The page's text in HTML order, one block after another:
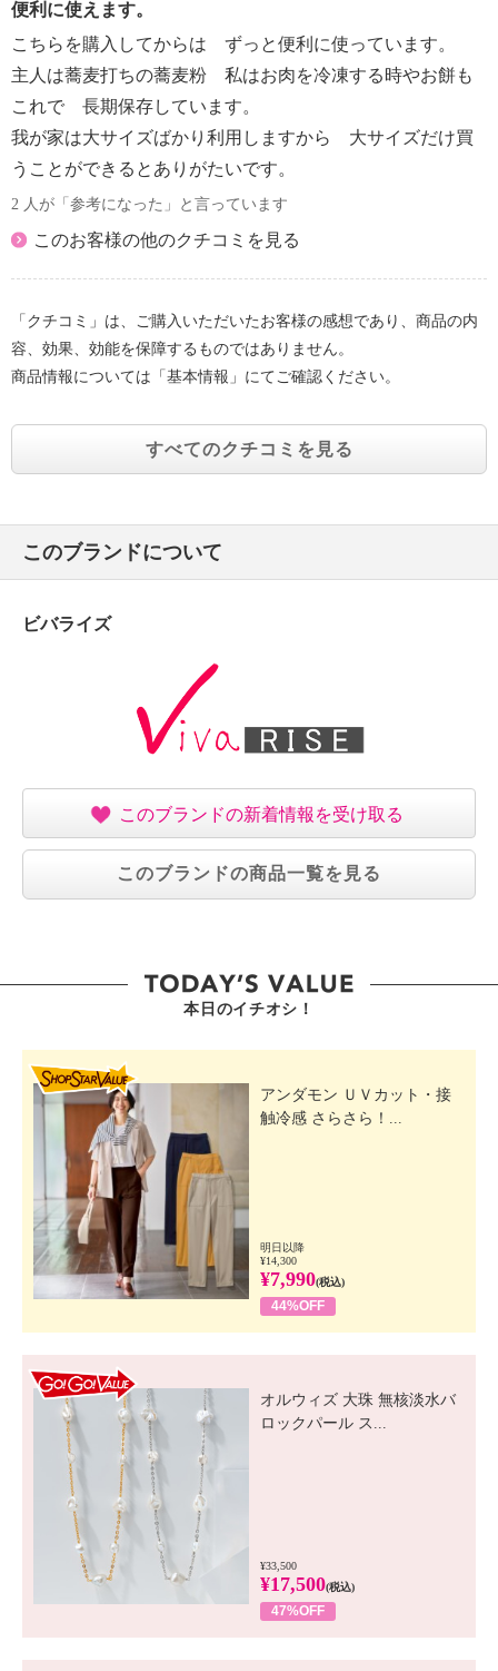
しくは吸引弁の損傷になるので注意する。
・熱いものを保存する際は、粗熱を取ってから袋に入
れる。
・冷凍に適していない食材は控える。
・吸引弁のフィルムが凍った状態で真空しない。
・電子レンジを使用する際、油分が多い食材は袋の耐
熱温度を超えることがあるので、様子を見ながら解凍
する。
【同梱書類】
・なし
【原産国（地）】
・中国製
便利に使えます。
こちらを購入してからは ずっと便利に使っています。
主人は蕎麦打ちの蕎麦粉 私はお肉を冷凍する時やお餅も
これで 長期保存しています。
我が家は大サイズばかり利用しますから 大サイズだけ買
うことができるとありがたいです。
2 人が「参考になった」と言っています
このお客様の他のクチコミを見る
「クチコミ」は、ご購入いただいたお客様の感想であり、商品の内
容、効果、効能を保障するものではありません。
商品情報については「基本情報」にてご確認ください。
すべてのクチコミを見る
このブランドについて
ビバライズ
このブランドの新着情報を受け取る
このブランドの商品一覧を見る
本日のイチオシ！
アンダモン ＵＶカット・接
触冷感 さらさら！...
明日以降
¥14,300
¥7,990(税込)
44%OFF
オルウィズ 大珠 無核淡水バ
ロックパール ス...
¥33,500
¥17,500(税込)
47%OFF